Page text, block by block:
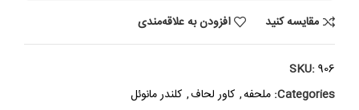
مقایسه کنید
افزودن به علاقه‌مندی
SKU: 906
Categories: ملحفه, کاور لحاف, کلندر مانوئل